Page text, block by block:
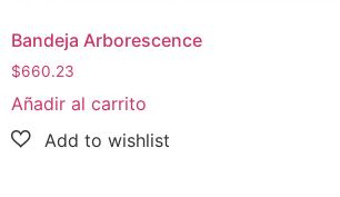
Bandeja Arborescence
$660.23
Añadir al carrito